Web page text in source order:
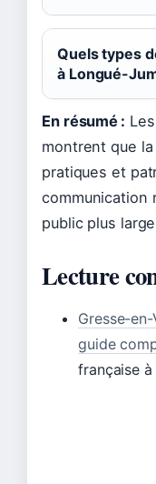
Quels types
à Longué-
En résumé :
montrent que la
pratiques et
communication
public plus
Lecture
Gresse-
guide
française